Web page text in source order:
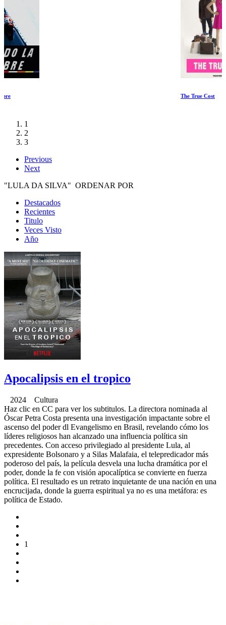
1
2
3
Previous
Next
"LULA DA SILVA" ORDENAR POR
Destacados
Recientes
Titulo
Veces Visto
Año
Apocalipsis en el tropico
2024 Cultura
Haz clic en CC para ver los subtitulos. La directora nominada al
Óscar Petra Costa presenta una investigación impactante sobre el
ascenso del poder dl Evangelismo en Brasil, revelando cómo los
líderes religiosos han alcanzado una influencia política sin
precedentes. Con acceso privilegiado al presidente Lula, al
expresidente Bolsonaro y a Silas Malafaia, el telepredicador más
poderoso del país, la película desvela una lucha dramática por el
poder, donde la fe con visión apocalíptica se convierte en fuerza
política. El resultado es un retrato inquietante de una nación en una
encrucijada, donde la guerra espiritual ya no es una metáfora: es
política de Estado.
1